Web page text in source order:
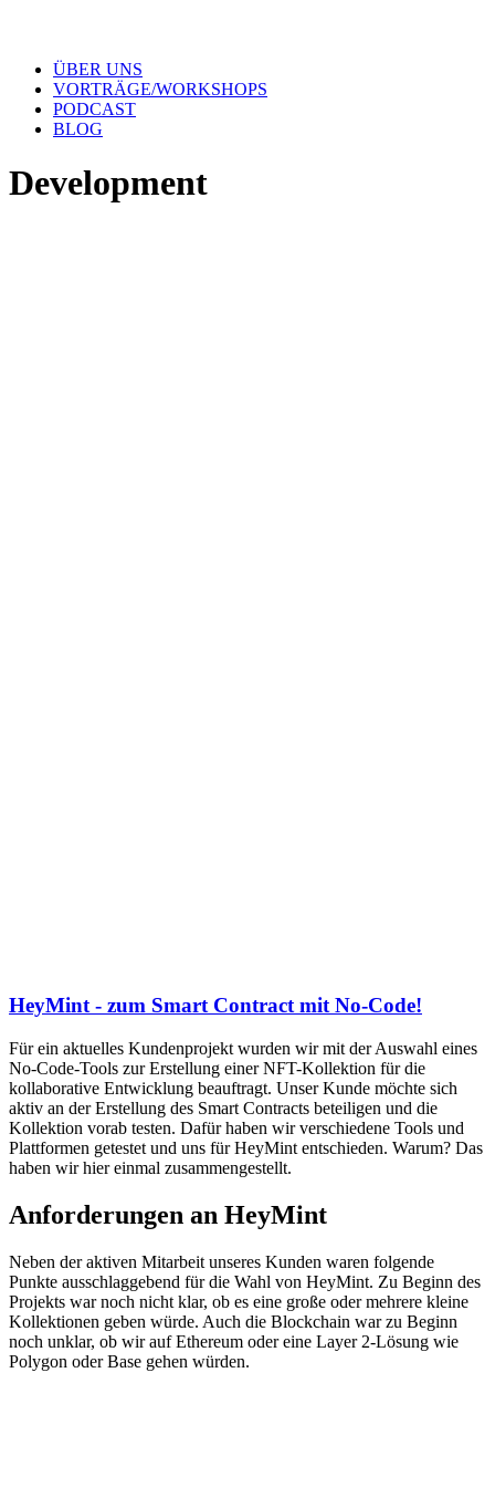
ÜBER UNS
VORTRÄGE/WORKSHOPS
PODCAST
BLOG
Development
HeyMint - zum Smart Contract mit No-Code!
Für ein aktuelles Kundenprojekt wurden wir mit der Auswahl eines
No-Code-Tools zur Erstellung einer NFT-Kollektion für die
kollaborative Entwicklung beauftragt. Unser Kunde möchte sich
aktiv an der Erstellung des Smart Contracts beteiligen und die
Kollektion vorab testen. Dafür haben wir verschiedene Tools und
Plattformen getestet und uns für HeyMint entschieden. Warum? Das
haben wir hier einmal zusammengestellt.
Anforderungen an HeyMint
Neben der aktiven Mitarbeit unseres Kunden waren folgende
Punkte ausschlaggebend für die Wahl von HeyMint. Zu Beginn des
Projekts war noch nicht klar, ob es eine große oder mehrere kleine
Kollektionen geben würde. Auch die Blockchain war zu Beginn
noch unklar, ob wir auf Ethereum oder eine Layer 2-Lösung wie
Polygon oder Base gehen würden.